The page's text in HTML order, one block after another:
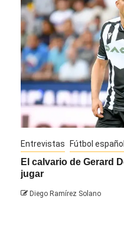
Entrevistas Fútbol español
El calvario de Gerard
jugar
Diego Ramírez Solano